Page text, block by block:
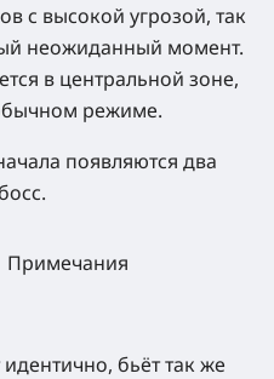
с высокой угрозой, так
неожиданный момент.
в центральной зоне,
режиме.
появляются два
Примечания
бьёт так же